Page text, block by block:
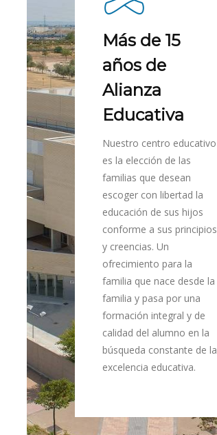
Más de 15
años de
Alianza
Educativa
Nuestro centro educativo
es la elección de las
familias que desean
escoger con libertad la
educación de sus hijos
conforme a sus principios
y creencias. Un
ofrecimiento para la
familia que nace desde la
familia y pasa por una
formación integral y de
calidad del alumno en la
búsqueda constante de la
excelencia educativa.